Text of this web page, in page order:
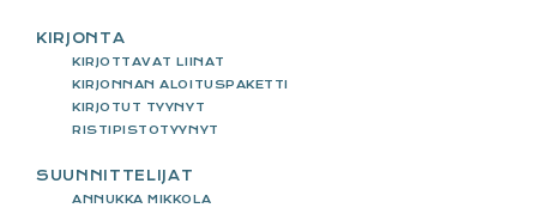
KIRJONTA
KIRJOTTAVAT LIINAT
KIRJONNAN ALOITUSPAKETTI
KIRJOTUT TYYNYT
RISTIPISTOTYYNYT
SUUNNITTELIJAT
ANNUKKA MIKKOLA